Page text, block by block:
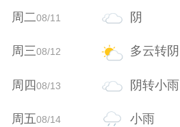
周二08/11 阴
周三08/12 多云转阴
周四08/13 阴转小雨
周五08/14 小雨